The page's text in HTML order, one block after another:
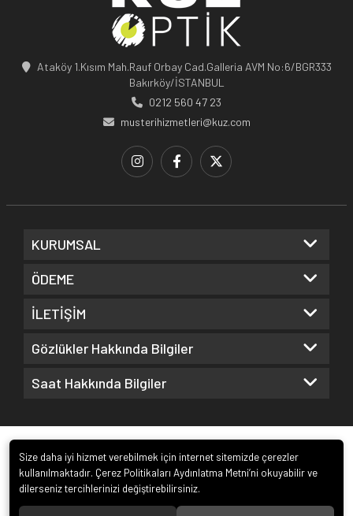
Ataköy 1.Kısım Mah.Rauf Orbay Cad.Galleria AVM No:6/BGR333
Bakırköy/İSTANBUL
0212 560 47 23
musterihizmetleri@kuz.com
KURUMSAL
ÖDEME
İLETİŞİM
Gözlükler Hakkında Bilgiler
Saat Hakkında Bilgiler
Size daha iyi hizmet verebilmek için internet sitemizde çerezler
kullanılmaktadır. Çerez Politikaları Aydınlatma Metni’ni okuyabilir ve
dilerseniz tercihlerinizi değiştirebilirsiniz.